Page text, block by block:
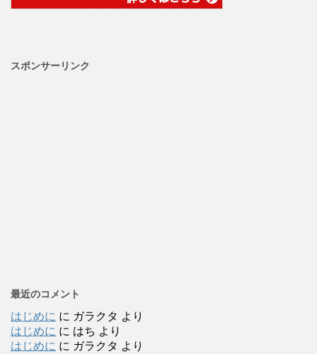
スポンサーリンク
最近のコメント
はじめに に ガラクタ より
はじめに に はち より
はじめに に ガラクタ より